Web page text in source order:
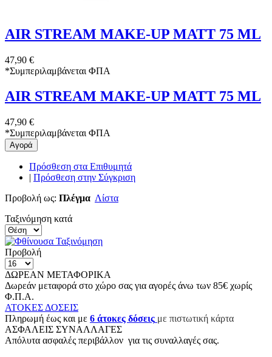
AIR STREAM MAKE-UP MATT 75 ML
47,90 €
*Συμπεριλαμβάνεται ΦΠΑ
AIR STREAM MAKE-UP MATT 75 ML
47,90 €
*Συμπεριλαμβάνεται ΦΠΑ
Αγορά
Πρόσθεση στα Επιθυμητά
| Πρόσθεση στην Σύγκριση
Προβολή ως: Πλέγμα Λίστα
Ταξινόμηση κατά
Προβολή
ΔΩΡΕΑΝ ΜΕΤΑΦΟΡΙΚΑ
Δωρεάν μεταφορά στο χώρο σας για αγορές άνω των 85€ χωρίς
Φ.Π.Α.
ΑΤΟΚΕΣ ΔΟΣΕΙΣ
Πληρωμή έως και με 6 άτοκες δόσεις με πιστωτική κάρτα
ΑΣΦΑΛΕΙΣ ΣΥΝΑΛΛΑΓΕΣ
Aπόλυτα ασφαλές περιβάλλον για τις συναλλαγές σας.